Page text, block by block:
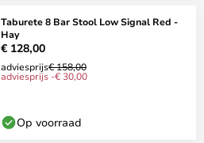
Taburete 8 Bar Stool Low Signal Red -
Hay
€ 128,00
adviesprijs€ 158,00
adviesprijs -€ 30,00
Op voorraad